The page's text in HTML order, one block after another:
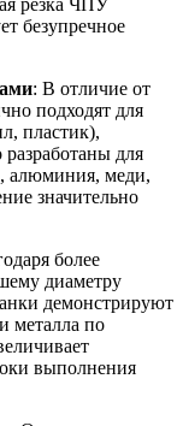
резка ЧПУ
безупречное
: В отличие от
подходят для
пластик),
для
алюминия, меди,
значительно
более
диаметру
демонстрируют
металла по
выполнения